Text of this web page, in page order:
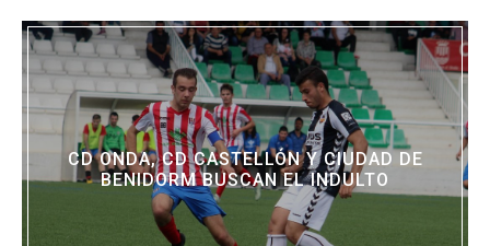
CD ONDA, CD CASTELLÓN Y CIUDAD DE
BENIDORM BUSCAN EL INDULTO